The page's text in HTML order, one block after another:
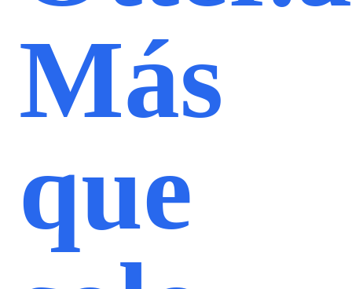
Más
que